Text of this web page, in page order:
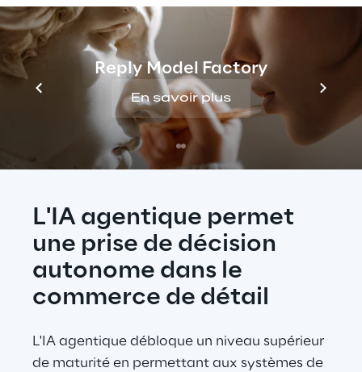
Reply Model Factory
En savoir plus
frameworks (ou briques) d’IA sont conçus
pour s’intégrer à des environnements
complexes existants, afin d’améliorer les
capacités sans remplacer l’ensemble de
l’infrastructure en place.
L'IA agentique permet
une prise de décision
autonome dans le
commerce de détail
L'IA agentique débloque un niveau supérieur
de maturité en permettant aux systèmes de